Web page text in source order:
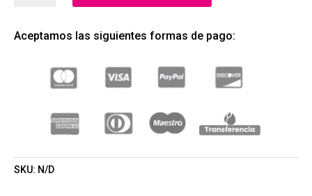
HOMME
(GIORGIO
ARMANI)
CANTIDAD
Aceptamos las siguientes formas de pago:
SKU: N/D